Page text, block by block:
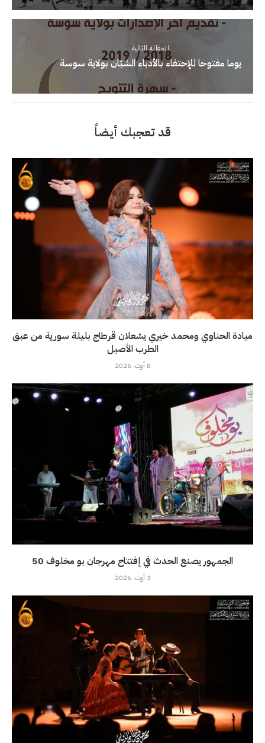
المقالة التالية
يوما مفتوحا للإحتفاء بالأدباء الشبّان بولاية سوسة
قد تعجبك أيضاً
ميادة الحناوي ومحمد خيري يشعلان قرطاج بليلة سورية من عبق
الطرب الأصيل
8 أوت، 2026
الجمهور يصنع الحدث في إفتتاح مهرجان بو مخلوف 50
3 أوت، 2026